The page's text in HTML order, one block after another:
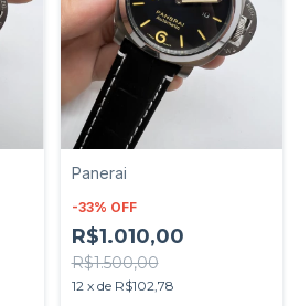
Panerai
-33% OFF
R$1.010,00
R$1.500,00
12 x de R$102,78